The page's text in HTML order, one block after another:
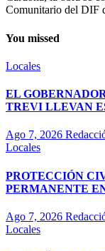
Comunitario del DIF
You missed
Locales
EL
TREVI LLEVAN
Ago 7, 2026
Locales
PROTECCIÓN
PERMANENTE
Ago 7, 2026
Locales